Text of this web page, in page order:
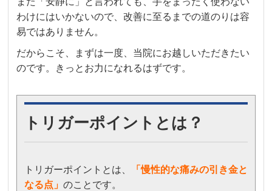
わけにはいかないので、改善に至るまでの道のりは容
易ではありません。
だからこそ、まずは一度、当院にお越しいただきたい
のです。きっとお力になれるはずです。
トリガーポイントとは？
トリガーポイントとは、 「慢性的な痛みの引き金と
なる点」 のことです。